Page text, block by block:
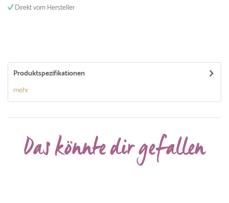
Direkt vom Hersteller
Produktspezifikationen
mehr
Das könnte dir gefallen